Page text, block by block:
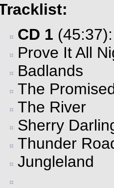
CD 1 (45:37):
Prove It All
Badlands
The
The River
Sherry
Thunder
Jungleland